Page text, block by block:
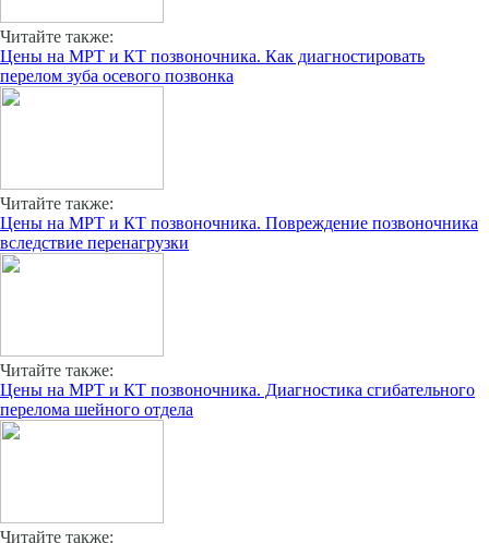
Читайте также:
Цены на МРТ и КТ позвоночника. Как диагностировать
перелом зуба осевого позвонка
Читайте также:
Цены на МРТ и КТ позвоночника. Повреждение позвоночника
вследствие перенагрузки
Читайте также:
Цены на МРТ и КТ позвоночника. Диагностика сгибательного
перелома шейного отдела
Читайте также: